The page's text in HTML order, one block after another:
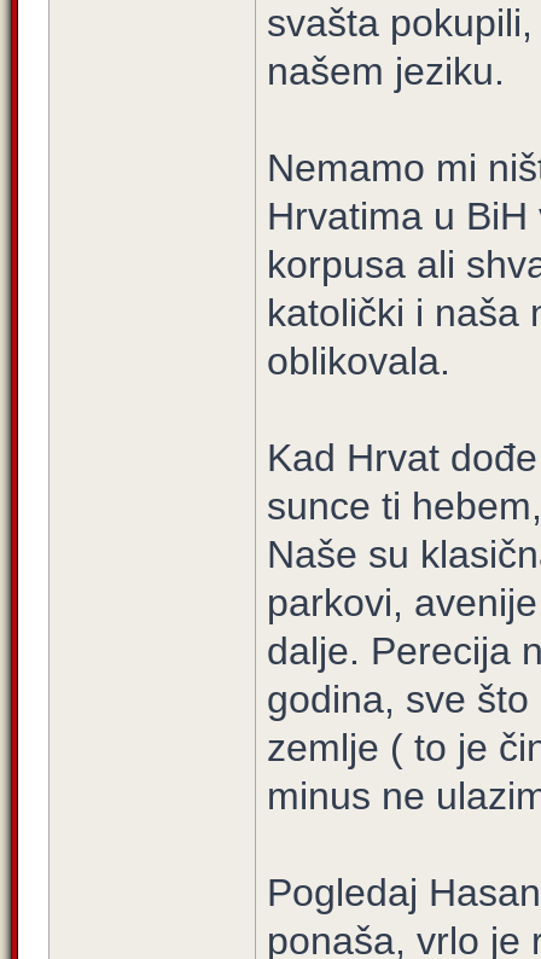
svašta
našem jeziku.
Nemamo mi
Hrvatima u
korpusa ali
katolički i naša
oblikovala.
Kad Hrvat
sunce ti
Naše su
parkovi,
dalje. Perecija
godina, sve
zemlje ( to je
minus ne
Pogledaj
ponaša, vrlo je